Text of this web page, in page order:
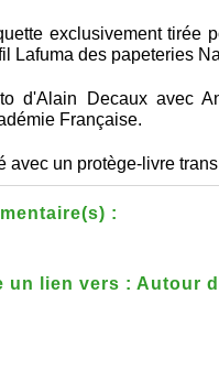
exclusivement tirée
Lafuma des papeteries
d'Alain Decaux avec
Française.
avec un protège-livre
:
un lien vers : Autour